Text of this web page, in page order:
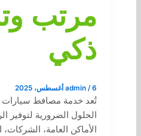
مرتب
ذكي
admin /6 أغسطس، 2025
تُعد خدمة مصافط
الحلول الضرورية لتوفير
الأماكن العامة،